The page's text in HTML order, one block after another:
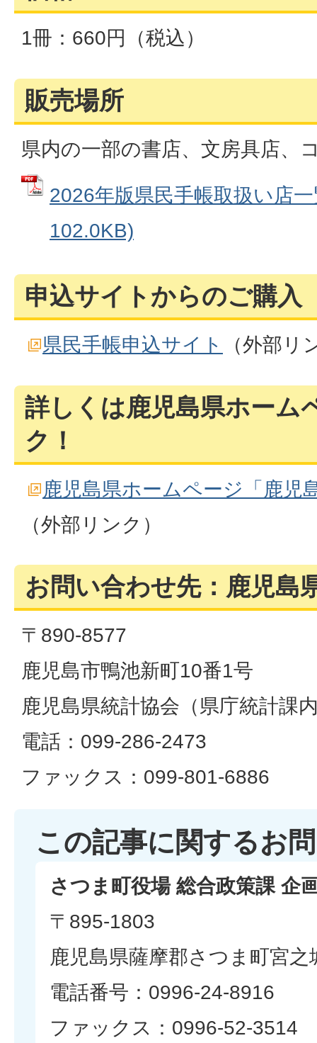
1冊：660円（税込）
販売場所
県内の一部の書店、文房具店、
2026年版県民手帳取扱い店
102.0KB)
申込サイトからのご購入
県民手帳申込サイト （外部リ
詳しくは鹿児島県ホーム
ク！
鹿児島県ホームページ「鹿児
（外部リンク）
お問い合わせ先：鹿児島
〒890-8577
鹿児島市鴨池新町10番1号
鹿児島県統計協会（県庁統計課
電話：099-286-2473
ファックス：099-801-6886
この記事に関するお
さつま町役場 総合政策課 企
〒895-1803
鹿児島県薩摩郡さつま町宮
電話番号：0996-24-8916
ファックス：0996-52-3514